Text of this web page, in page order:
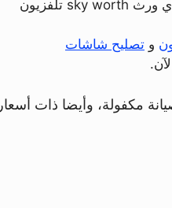
سكاي وورث بيع وتوصيل ريموت سكاي ورث sky worth تلفزيون
و تصليح شاشات
مكفولة، وأيضا ذات أسعار